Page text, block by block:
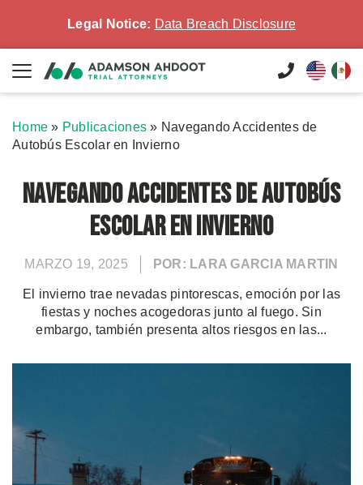
Legal Notice: Data Breach Disclosure
Home » Publicaciones » Navegando Accidentes de
Autobús Escolar en Invierno
Navegando Accidentes de Autobús
Escolar en Invierno
MARZO 19, 2025 POR: LARA GARCIA MARTIN
El invierno trae nevadas pintorescas, emoción por las
fiestas y noches acogedoras junto al fuego. Sin
embargo, también presenta altos riesgos en las...